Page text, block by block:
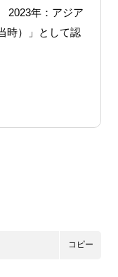
2023年：アジア
時）」として認
コピー